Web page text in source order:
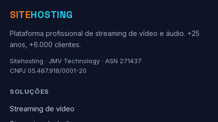
SITEHOSTING
Plataforma profissional de streaming de vídeo e áudio. +25
anos, +6.000 clientes.
Sitehosting · JMV Technology · ASN 271437
CNPJ 05.487.918/0001-20
SOLUÇÕES
Streaming de vídeo